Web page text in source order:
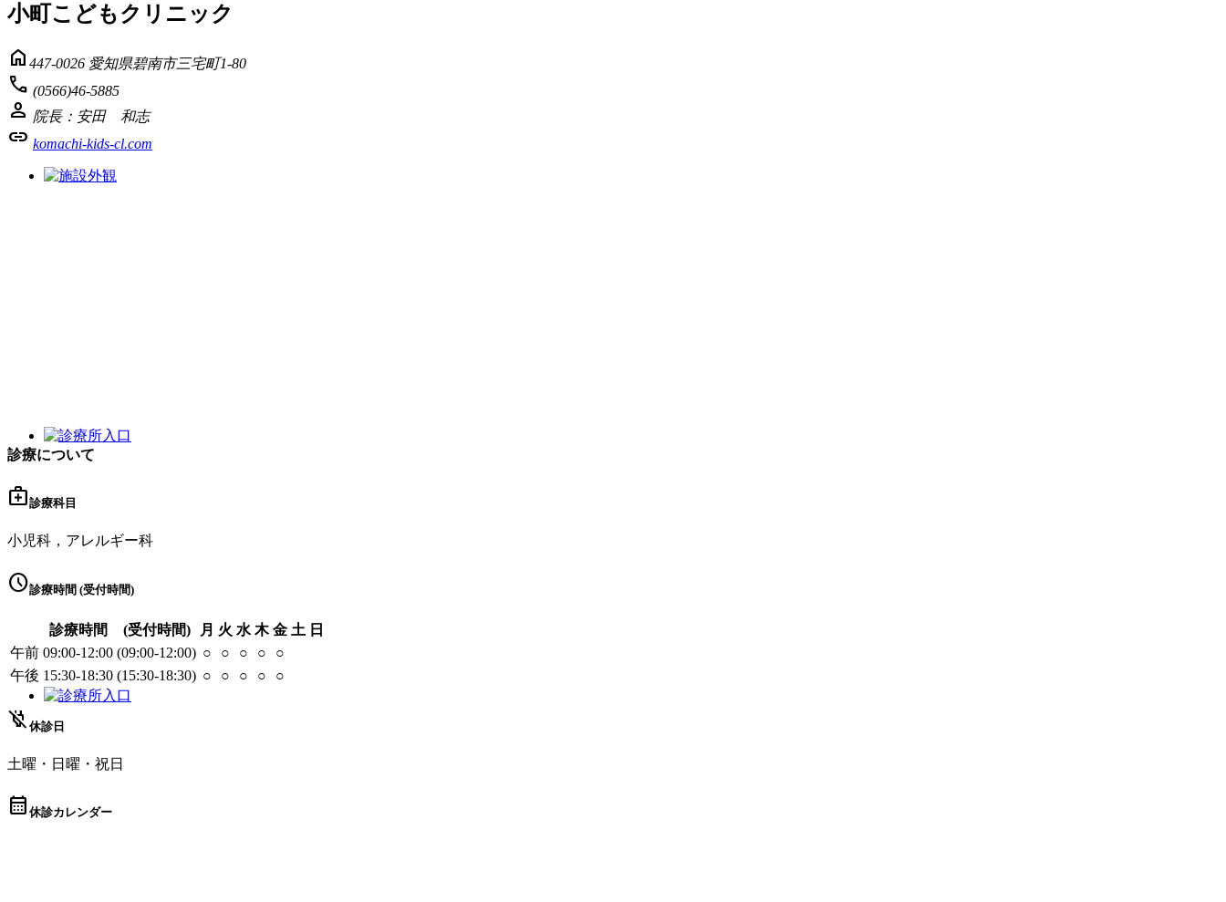
小町こどもクリニック
home 447-0026 愛知県碧南市三宅町1-80
phone (0566)46-5885
person 院長：安田 和志
link komachi-kids-cl.com
診療について
medical_services診療科目
小児科，アレルギー科
schedule診療時間 (受付時間)
診療時間 (受付時間) 月 火 水 木 金 土 日
午前 09:00-12:00 (09:00-12:00) ○ ○ ○ ○
○
午後 15:30-18:30 (15:30-18:30) ○ ○ ○ ○ ○
power_off 休診日
土曜・日曜・祝日
calendar_month 休診カレンダー